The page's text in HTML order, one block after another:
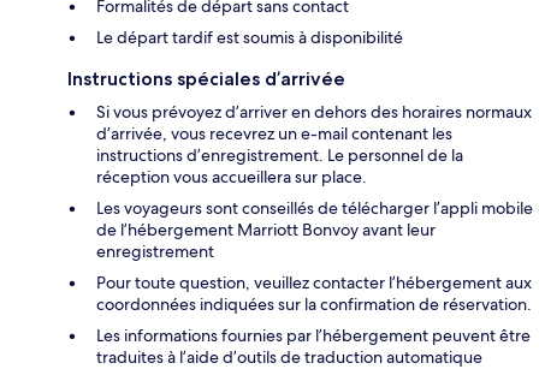
Formalités de départ sans contact
Le départ tardif est soumis à disponibilité
Instructions spéciales d’arrivée
Si vous prévoyez d’arriver en dehors des horaires normaux
d’arrivée, vous recevrez un e-mail contenant les
instructions d’enregistrement. Le personnel de la
réception vous accueillera sur place.
Les voyageurs sont conseillés de télécharger l’appli mobile
de l’hébergement Marriott Bonvoy avant leur
enregistrement
Pour toute question, veuillez contacter l’hébergement aux
coordonnées indiquées sur la confirmation de réservation.
Les informations fournies par l’hébergement peuvent être
traduites à l’aide d’outils de traduction automatique